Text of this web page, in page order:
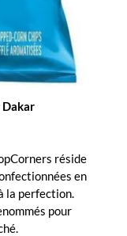
réside
en
la perfection.
pour